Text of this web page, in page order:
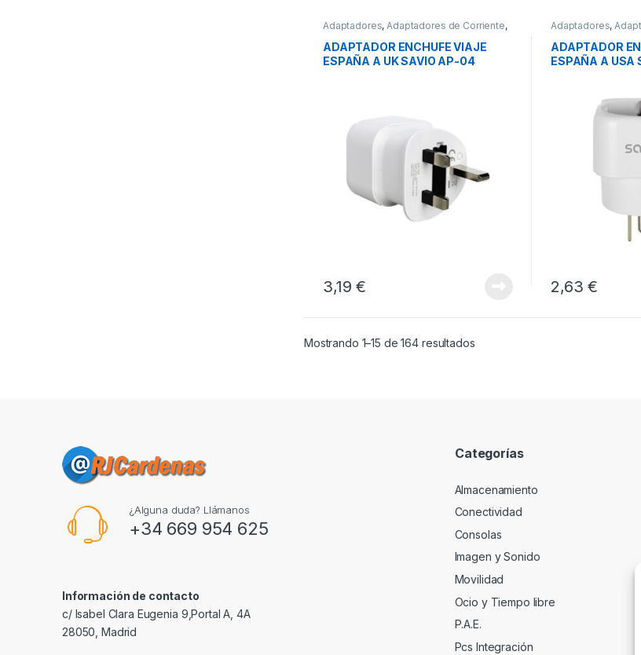
Adaptadores, Adaptadores de Corriente,
Conectividad
ADAPTADOR ENCHUFE VIAJE
ESPAÑA A UK SAVIO AP-04
3,19€
Adaptadores,
Conectividad
ADAPTADOR
ESPAÑA A USA
2,63€
Mostrando 1–15 de 164 resultados
¿Alguna duda? Llámanos
+34 669 954 625
Información de contacto
c/ Isabel Clara Eugenia 9,Portal A, 4A
28050, Madrid
Categorías
Almacenamiento
Conectividad
Consolas
Imagen y Sonido
Movilidad
Ocio y Tiempo libre
P.A.E.
Pcs Integración